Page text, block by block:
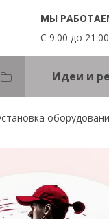
МЫ
С 9.00 до 21.00
Идеи и